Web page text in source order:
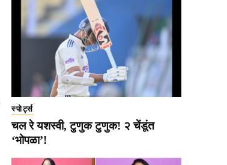
स्पोर्ट्स
चल रे यशस्वी, टुणुक टुणुक! २ चेंडूंत
‘भोपळा’!